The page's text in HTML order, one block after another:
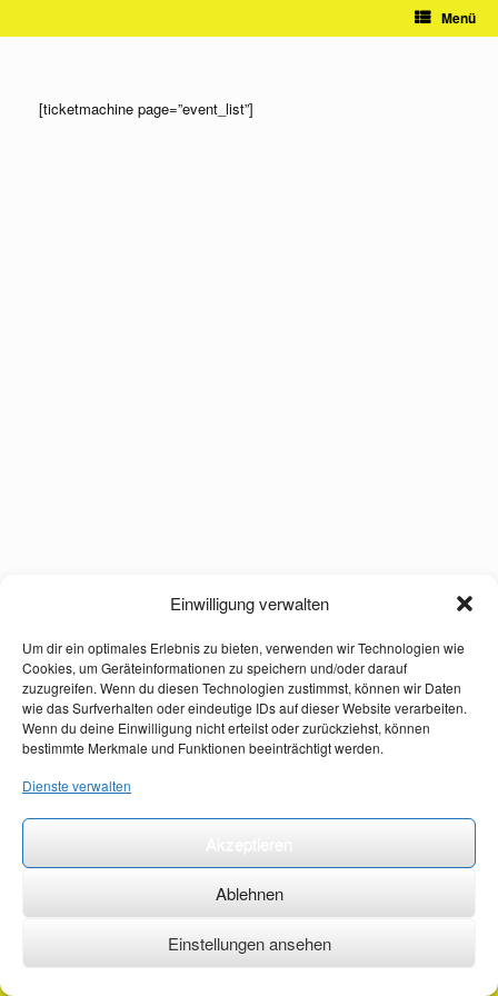
Einwilligung verwalten
Um dir ein optimales Erlebnis zu bieten, verwenden wir Technologien wie
Cookies, um Geräteinformationen zu speichern und/oder darauf
zuzugreifen. Wenn du diesen Technologien zustimmst, können wir Daten
wie das Surfverhalten oder eindeutige IDs auf dieser Website verarbeiten.
Wenn du deine Einwilligung nicht erteilst oder zurückziehst, können
bestimmte Merkmale und Funktionen beeinträchtigt werden.
Dienste verwalten
Ablehnen
Einstellungen ansehen
Menü
[ticketmachine page=”event_list”]
©2026 ·erstehilfekurs-mauch.de ·AGB ·Datenschutzerklärung ·Impressum ·